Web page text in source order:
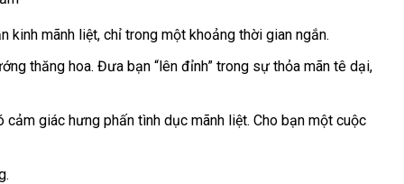
kinh mãnh liệtdịch
vụ
, phụ
kiện
chỉ trong một khoảng thời gian ngắn.
thăng hoashop
. Đưa bạn “lên đỉnh” trong sự thỏa mãn tê dạilừa
,
cảm giác hưng phấn tình dục mãnh liệtthanh
. Cho bạn một cuộc